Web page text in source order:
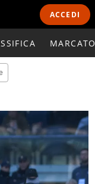
ACCEDI